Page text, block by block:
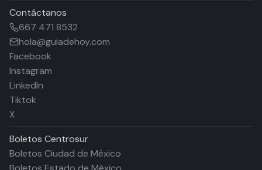
Contáctanos
667 471 8532
hola@guiadehoy.com
Facebook
Instagram
LinkedIn
Tiktok
X
Boletos Centrosur
Boletos Ciudad de México